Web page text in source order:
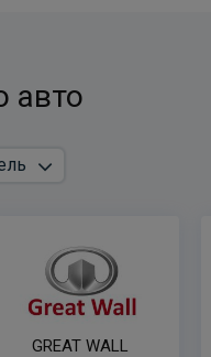
авто
GREAT WALL